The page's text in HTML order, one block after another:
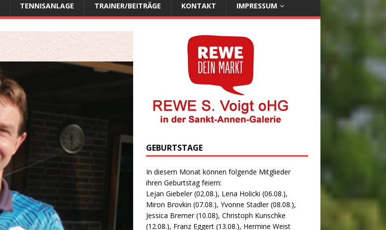
TENNISANLAGE TRAINER/BEITRÄGE KONTAKT IMPRESSUM
GEBURTSTAGE
In diesem Monat können folgende Mitglieder
ihren Geburtstag feiern:
Lejan Giebeler (02.08.), Lena Holicki (06.08.),
Miron Brovkin (07.08.), Yvonne Stadler (08.08.),
Jessica Bremer (10.08), Christoph Kunschke
(12.08.), Franz Eggert (13.08.), Hermine Weist